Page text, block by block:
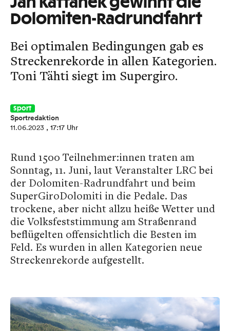
Jan Kattanek gewinnt die
Dolomiten-Radrundfahrt
Bei optimalen Bedingungen gab es
Streckenrekorde in allen Kategorien.
Toni Tähti siegt im Supergiro.
Sport
Sportredaktion
11.06.2023 , 17:17 Uhr
Rund 1500 Teilnehmer:innen traten am
Sonntag, 11. Juni, laut Veranstalter LRC bei
der Dolomiten-Radrundfahrt und beim
SuperGiroDolomiti in die Pedale. Das
trockene, aber nicht allzu heiße Wetter und
die Volksfeststimmung am Straßenrand
beflügelten offensichtlich die Besten im
Feld. Es wurden in allen Kategorien neue
Streckenrekorde aufgestellt.